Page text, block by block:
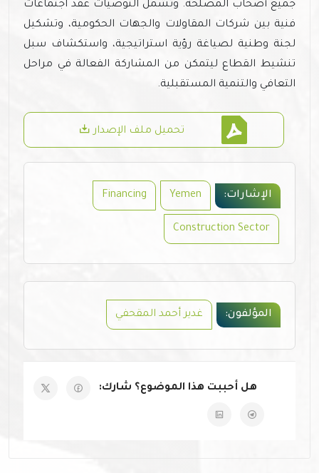
جميع أصحاب المصلحة. وتشمل التوصيات عقد اجتماعات
فنية بين شركات المقاولات والجهات الحكومية، وتشكيل
لجنة وطنية لصياغة رؤية استراتيجية، واستكشاف سبل
تنشيط القطاع ليتمكن من المشاركة الفعالة في مراحل
التعافي والتنمية المستقبلية.
تحميل ملف الإصدار
الإشارات: Yemen
Financing
Construction Sector
المؤلفون: غدير أحمد المقحفي
هل أحببت هذا الموضوع؟ شارك: